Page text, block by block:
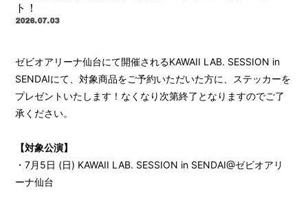
VIDEO
BLOG MOVIE
RADIO
ト！
2026.07.03
ゼビオアリーナ仙台にて開催されるKAWAII LAB. SESSION in
SENDAIにて、対象商品をご予約いただいた方に、ステッカーを
プレゼントいたします！なくなり次第終了となりますのでご了
承ください。
【対象公演】
・7月5日 (日) KAWAII LAB. SESSION in SENDAI@ゼビオアリ
ーナ仙台